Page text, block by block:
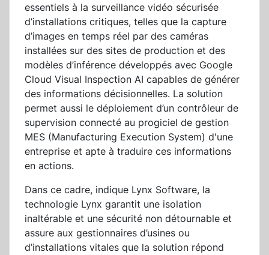
essentiels à la surveillance vidéo sécurisée
d’installations critiques, telles que la capture
d’images en temps réel par des caméras
installées sur des sites de production et des
modèles d’inférence développés avec Google
Cloud Visual Inspection AI capables de générer
des informations décisionnelles. La solution
permet aussi le déploiement d’un contrôleur de
supervision connecté au progiciel de gestion
MES (Manufacturing Execution System) d'une
entreprise et apte à traduire ces informations
en actions.
Dans ce cadre, indique Lynx Software, la
technologie Lynx garantit une isolation
inaltérable et une sécurité non détournable et
assure aux gestionnaires d’usines ou
d’installations vitales que la solution répond